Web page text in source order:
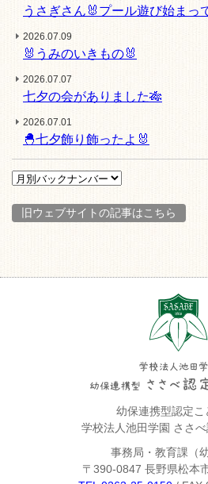
うさぎさん🐰プール遊び始まっ
2026.07.09
🐰うみのいきもの🐰
2026.07.07
七夕の会がありました🎋
2026.07.01
🐣七夕飾り飾ったよ🐰
旧ウェブサイトの記事はこちら
幼保連携型認定こ
学校法人池田学園 ささ
事務局・教育課（
〒390-0847 長野県松本